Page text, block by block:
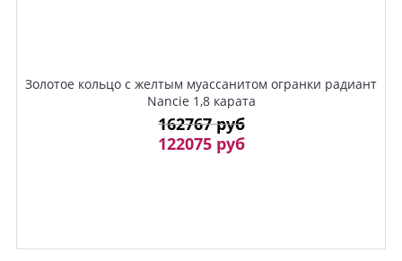
Золотое кольцо с желтым муассанитом огранки радиант
Nancie 1,8 карата
162767 руб
122075 руб